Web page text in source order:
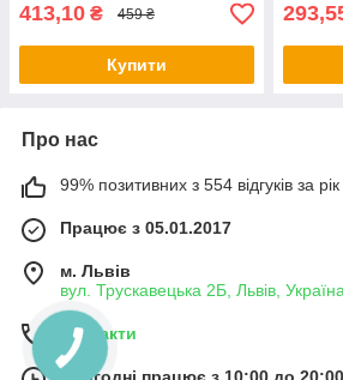
413,10 ₴ 459 ₴
Купити
Про нас
99% позитивних з 554 відгуків за рік
Працює з 05.01.2017
м. Львів
вул. Трускавецька 2Б, Львів,
Контакти